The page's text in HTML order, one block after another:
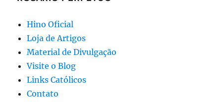
Hino Oficial
Loja de Artigos
Material de Divulgação
Visite o Blog
Links Católicos
Contato